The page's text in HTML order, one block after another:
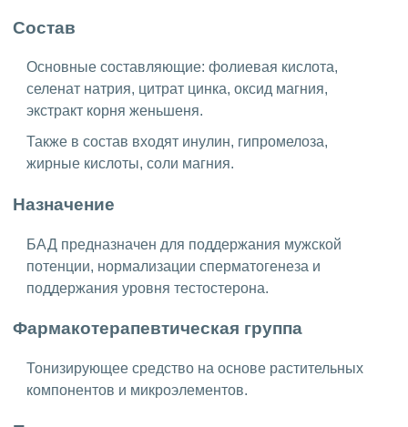
Состав
Основные составляющие: фолиевая кислота,
селенат натрия, цитрат цинка, оксид магния,
экстракт корня женьшеня.
Также в состав входят инулин, гипромелоза,
жирные кислоты, соли магния.
Назначение
БАД предназначен для поддержания мужской
потенции, нормализации сперматогенеза и
поддержания уровня тестостерона.
Фармакотерапевтическая группа
Тонизирующее средство на основе растительных
компонентов и микроэлементов.